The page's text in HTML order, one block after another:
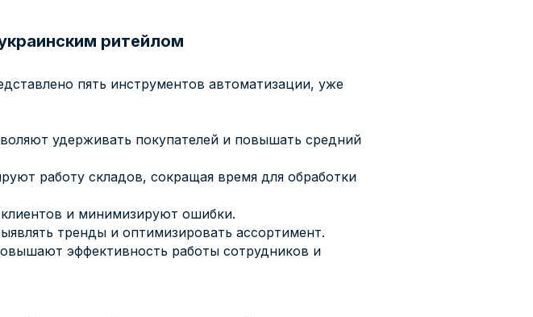
ритейлом
пять инструментов автоматизации, уже
удерживать покупателей и повышать средний
работу складов, сокращая время для обработки
и минимизируют ошибки.
тренды и оптимизировать ассортимент.
эффективность работы сотрудников и